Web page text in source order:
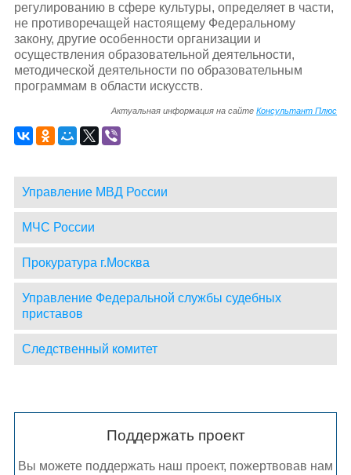
регулированию в сфере культуры, определяет в части,
не противоречащей настоящему Федеральному
закону, другие особенности организации и
осуществления образовательной деятельности,
методической деятельности по образовательным
программам в области искусств.
Актуальная информация на сайтеКонсультант Плюс
Управление МВД России
МЧС России
Прокуратура г.Москва
Управление Федеральной службы судебных
приставов
Следственный комитет
Поддержать проект
Вы можете поддержать наш проект, пожертвовав нам